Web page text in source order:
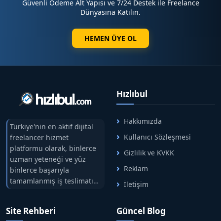
Güvenli Ödeme Alt Yapısı ve 7/24 Destek ile Freelance
Dünyasına Katılın.
HEMEN ÜYE OL
Türkiye'nin en aktif dijital
freelancer hizmet
platformu olarak, binlerce
uzman yeteneği ve yüz
binlerce başarıyla
tamamlanmış iş teslimatını
tek çatıda buluşturuyoruz.
arasındaki süreci risksiz
Hızlıbul
Hakkımızda
Kullanıcı Sözleşmesi
Gizlilik ve KVKK
Reklam
İletişim
Site Rehberi Güncel Blog